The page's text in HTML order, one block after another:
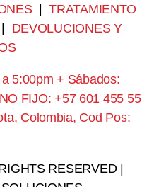
|TRATAMIENTO
DEVOLUCIONES Y
5:00pm + Sábados:
FIJO: +57 601 455 55
Colombia, Cod Pos:
RESERVED |